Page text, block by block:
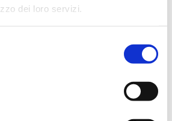
dei loro servizi.
contents